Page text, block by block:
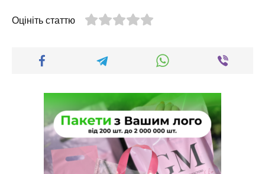
Оцініть статтю